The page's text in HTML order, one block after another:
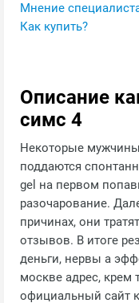
Мнение
Как купить?
Описание
симс 4
Некоторые мужчины
поддаются
gel на первом
разочарование.
причинах, они
отзывов. В итоге
деньги, нервы а
москве адрес, крем
официальный сайт